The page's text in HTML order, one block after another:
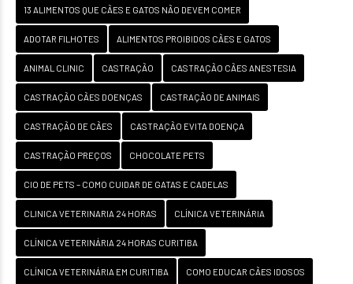
13 ALIMENTOS QUE CÃES E GATOS NÃO DEVEM COMER
ADOTAR FILHOTES ALIMENTOS PROIBIDOS CÃES E GATOS
ANIMAL CLINIC CASTRAÇÃO CASTRAÇÃO CÃES ANESTESIA
CASTRAÇÃO CÃES DOENÇAS CASTRAÇÃO DE ANIMAIS
CASTRAÇÃO DE CÃES CASTRAÇÃO EVITA DOENÇA
CASTRAÇÃO PREÇOS CHOCOLATE PETS
CIO DE PETS – COMO CUIDAR DE GATAS E CADELAS
CLINICA VETERINARIA 24 HORAS CLÍNICA VETERINÁRIA
CLÍNICA VETERINÁRIA 24 HORAS CURITIBA
CLÍNICA VETERINÁRIA EM CURITIBA COMO EDUCAR CÃES IDOSOS